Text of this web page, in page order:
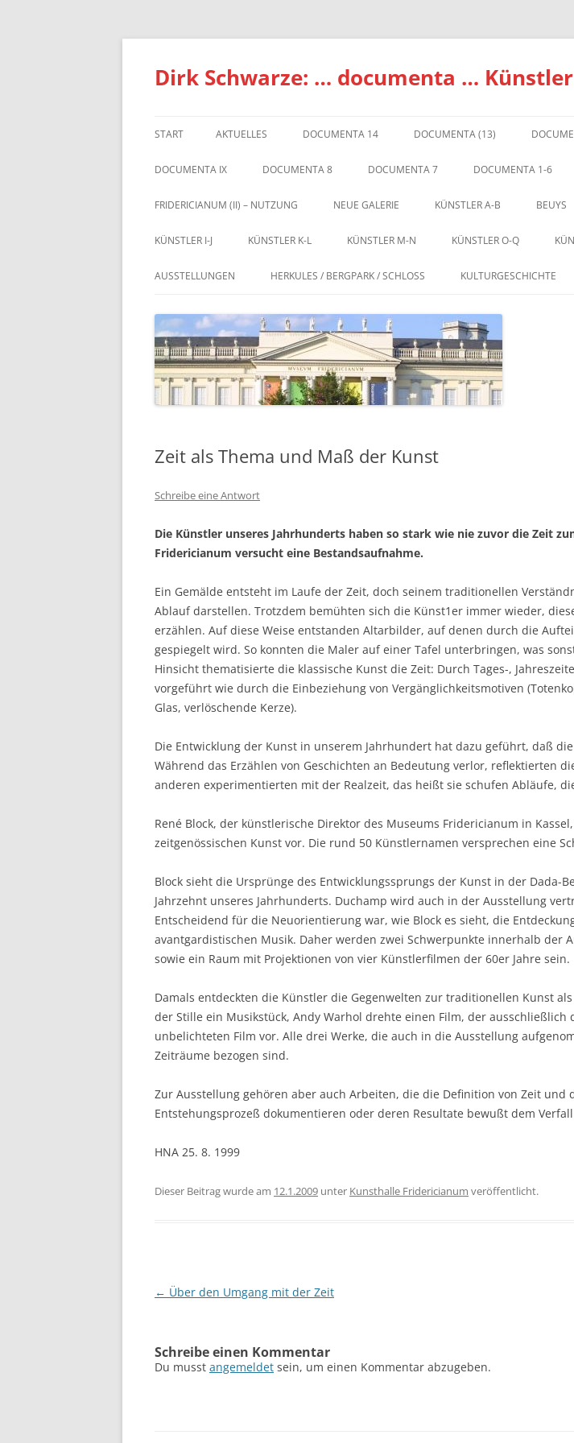
Zum
springen
Dirk Schwarze: … documenta …
START AKTUELLES DOCUMENTA 14 DOCUMENTA (13)
DOCUMENTA IX DOCUMENTA 8 DOCUMENTA 7 DOCUMENTA 1-6
FRIDERICIANUM (II) – NUTZUNG NEUE GALERIE KÜNSTLER A-B BEUYS
KÜNSTLER I-J KÜNSTLER K-L KÜNSTLER M-N KÜNSTLER O-Q
AUSSTELLUNGEN HERKULES / BERGPARK / SCHLOSS KULTURGESCHICHTE
Zeit als Thema und Maß der Kunst
Schreibe eine Antwort
Die Künstler unseres Jahrhunderts haben so stark wie nie zuvor die Zeit
Fridericianum versucht eine Bestandsaufnahme.
Ein Gemälde entsteht im Laufe der Zeit, doch seinem traditionellen
Ablauf darstellen. Trotzdem bemühten sich die Künst1er immer wieder,
erzählen. Auf diese Weise entstanden Altarbilder, auf denen durch die
gespiegelt wird. So konnten die Maler auf einer Tafel unterbringen, was
Hinsicht thematisierte die klassische Kunst die Zeit: Durch Tages-,
vorgeführt wie durch die Einbeziehung von Vergänglichkeitsmotiven
Glas, verlöschende Kerze).
Die Entwicklung der Kunst in unserem Jahrhundert hat dazu geführt, daß
Während das Erzählen von Geschichten an Bedeutung verlor, reflektierten
anderen experimentierten mit der Realzeit, das heißt sie schufen Abläufe,
René Block, der künstlerische Direktor des Museums Fridericianum in
zeitgenössischen Kunst vor. Die rund 50 Künstlernamen versprechen eine
Block sieht die Ursprünge des Entwicklungssprungs der Kunst in der Dada-
Jahrzehnt unseres Jahrhunderts. Duchamp wird auch in der Ausstellung
Entscheidend für die Neuorientierung war, wie Block es sieht, die
avantgardistischen Musik. Daher werden zwei Schwerpunkte innerhalb der
sowie ein Raum mit Projektionen von vier Künstlerfilmen der 60er Jahre sein.
Damals entdeckten die Künstler die Gegenwelten zur traditionellen Kunst
der Stille ein Musikstück, Andy Warhol drehte einen Film, der
unbelichteten Film vor. Alle drei Werke, die auch in die Ausstellung
Zeiträume bezogen sind.
Zur Ausstellung gehören aber auch Arbeiten, die die Definition von Zeit
Entstehungsprozeß dokumentieren oder deren Resultate bewußt dem
HNA 25. 8. 1999
Dieser Beitrag wurde am 12.1.2009 unter Kunsthalle Fridericianum veröffentlicht.
Beitragsnavigation
← Über den Umgang mit der Zeit
Schreibe einen Kommentar
Du musst angemeldet sein, um einen Kommentar abzugeben.